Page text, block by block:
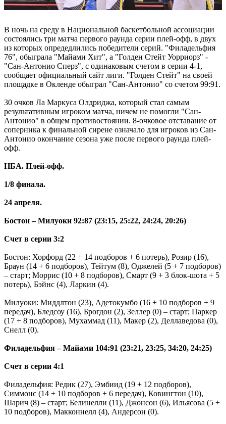
В ночь на среду в Национальной баскетбольной ассоциации
состоялись три матча первого раунда серии плей-офф, в двух
из которых опредедлились победители серий. "Филадельфия
76", обыграла "Майами Хит", а "Голден Стейт Уорриорз" -
"Сан-Антонио Сперз", с одинаковым счетом в серии 4-1,
сообщает официальный сайт лиги. "Голден Стейт" на своей
площадке в Окленде обыграл "Сан-Антонио" со счетом 99:91.
30 очков Ла Маркуса Олдриджа, который стал самым
результативным игроком матча, ничем не помогли "Сан-
Антонио" в общем противостоянии. 8-очковое отставание от
соперника к финальной сирене означало для игроков из Сан-
Антонио окончание сезона уже после первого раунда плей-
офф.
НБА. Плей-офф.
1/8 финала.
24 апреля.
Бостон – Милуоки 92:87 (23:15, 25:22, 24:24, 20:26)
Счет в серии 3:2
Бостон: Хорфорд (22 + 14 подборов + 6 потерь), Розир (16),
Браун (14 + 6 подборов), Тейтум (8), Оджелей (5 + 7 подборов)
– старт; Моррис (10 + 8 подборов), Смарт (9 + 3 блок-шота + 5
потерь), Бэйнс (4), Ларкин (4).
Милуоки: Миддлтон (23), Адетокумбо (16 + 10 подборов + 9
передач), Бледсоу (16), Брогдон (2), Зеллер (0) – старт; Паркер
(17 + 8 подборов), Мухаммад (11), Макер (2), Деллаведова (0),
Снелл (0).
Филадельфия – Майами 104:91 (23:21, 23:25, 34:20, 24:25)
Счет в серии 4:1
Филадельфия: Редик (27), Эмбиид (19 + 12 подборов),
Симмонс (14 + 10 подборов + 6 передач), Ковингтон (10),
Шарич (8) – старт; Белинелли (11), Джонсон (6), Ильясова (5 +
10 подборов), Макконнелл (4), Андерсон (0).